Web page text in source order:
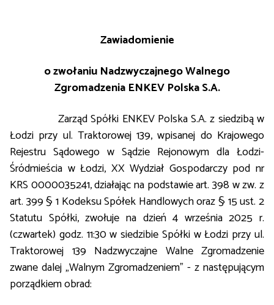
Zawiadomienie
o zwołaniu Nadzwyczajnego Walnego
Zgromadzenia ENKEV Polska S.A.
Zarząd Spółki ENKEV Polska S.A. z siedzibą w
Łodzi przy ul. Traktorowej 139, wpisanej do Krajowego
Rejestru Sądowego w Sądzie Rejonowym dla Łodzi-
Śródmieścia w Łodzi, XX Wydział Gospodarczy pod nr
KRS 0000035241, działając na podstawie art. 398 w zw. z
art. 399 § 1 Kodeksu Spółek Handlowych oraz § 15 ust. 2
Statutu Spółki, zwołuje na dzień 4 września 2025 r.
(czwartek) godz. 11:30 w siedzibie Spółki w Łodzi przy ul.
Traktorowej 139 Nadzwyczajne Walne Zgromadzenie
zwane dalej „Walnym Zgromadzeniem” - z następującym
porządkiem obrad: